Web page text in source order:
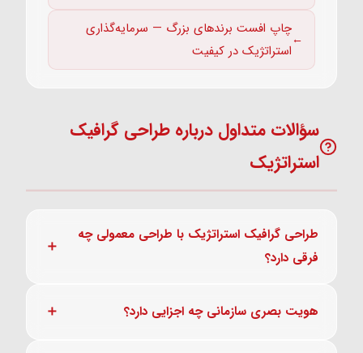
چاپ افست برندهای بزرگ — سرمایه‌گذاری
استراتژیک در کیفیت
سؤالات متداول درباره طراحی گرافیک
استراتژیک
طراحی گرافیک استراتژیک با طراحی معمولی چه
فرقی دارد؟
هویت بصری سازمانی چه اجزایی دارد؟